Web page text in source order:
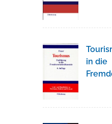
in die